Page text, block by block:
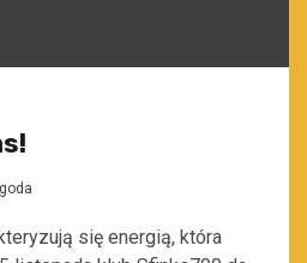
się energią, która